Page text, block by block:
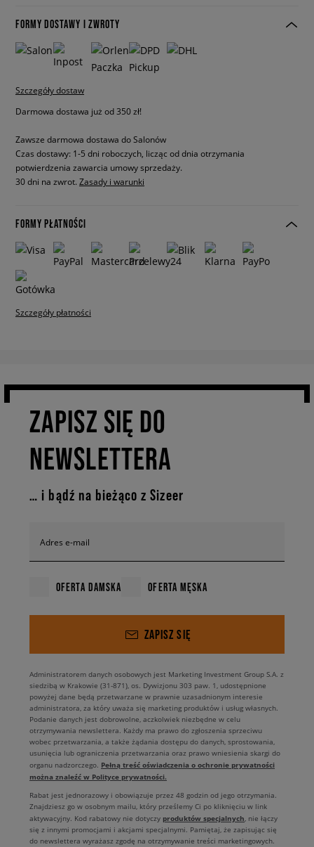
FORMY DOSTAWY I ZWROTY
Szczegóły dostaw
Darmowa dostawa już od 350 zł!
Zawsze darmowa dostawa do Salonów
Czas dostawy: 1-5 dni roboczych, licząc od dnia otrzymania
potwierdzenia zawarcia umowy sprzedaży.
30 dni na zwrot. Zasady i warunki
FORMY PŁATNOŚCI
Szczegóły płatności
ZAPISZ SIĘ DO
NEWSLETTERA
… i bądź na bieżąco z Sizeer
Adres e-mail
OFERTA DAMSKA OFERTA MĘSKA
ZAPISZ SIĘ
Administratorem danych osobowych jest Marketing Investment Group S.A. z
siedzibą w Krakowie (31-871), os. Dywizjonu 303 paw. 1, udostępnione
powyżej dane będą przetwarzane w prawnie uzasadnionym interesie
administratora, za który uważa się marketing produktów i usług własnych.
Podanie danych jest dobrowolne, aczkolwiek niezbędne w celu
otrzymywania newslettera. Każdy ma prawo do zgłoszenia sprzeciwu
wobec przetwarzania, a także żądania dostępu do danych, sprostowania,
usunięcia lub ograniczenia przetwarzania oraz prawo wniesienia skargi do
organu nadzorczego. Pełną treść oświadczenia o ochronie prywatności
można znaleźć w Polityce prywatności.
Rabat jest jednorazowy i obowiązuje przez 48 godzin od jego otrzymania.
Znajdziesz go w osobnym mailu, który prześlemy Ci po kliknięciu w link
aktywacyjny. Kod rabatowy nie dotyczy produktów specjalnych, nie łączy
się z innymi promocjami i akcjami specjalnymi. Pamiętaj, że zapisując się
do newslettera wyrażasz zgodę na otrzymywanie treści marketingowych.